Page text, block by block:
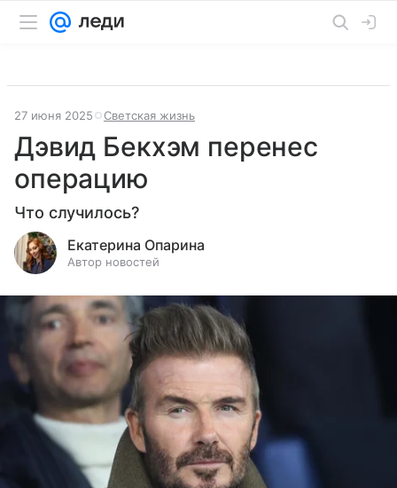
27 июня 2025 Светская жизнь
Дэвид Бекхэм перенес
операцию
Что случилось?
Екатерина Опарина
Автор новостей